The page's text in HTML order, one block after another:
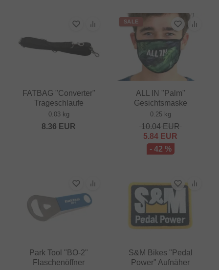
FATBAG "Converter"
Trageschlaufe
0.03 kg
8.36 EUR
SALE
ALL IN "Palm"
Gesichtsmaske
0.25 kg
10.04EUR
5.84 EUR
- 42 %
Park Tool "BO-2"
Flaschenöffner
S&M Bikes "Pedal
Power" Aufnäher